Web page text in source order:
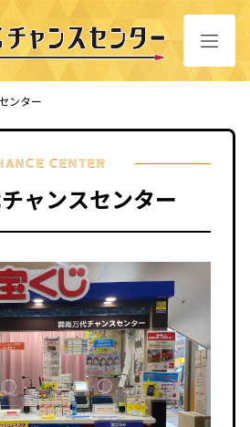
ンター
CENTER
ャンスセンター